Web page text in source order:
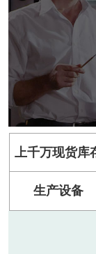
上千万现货库
生产设备